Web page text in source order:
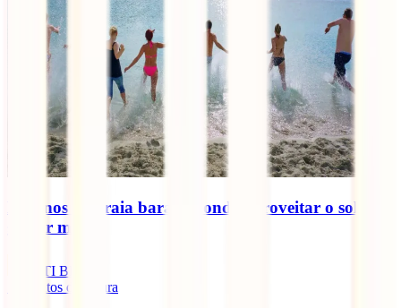
Destinos de praia baratos: onde aproveitar o sol sem
gastar muito
IATI Blog
minutos de leitura